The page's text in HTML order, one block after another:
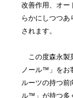
改善作用、オー
らかにしつつ
されます。
この度森永製
ノール™」をお
ルーツの持つ前
ル™」が持つ多